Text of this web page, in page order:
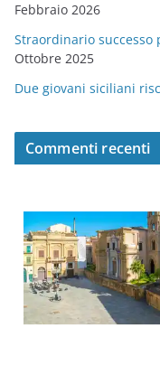
Febbraio 2026
Straordinario successo
Ottobre 2025
Due giovani siciliani
Commenti recenti